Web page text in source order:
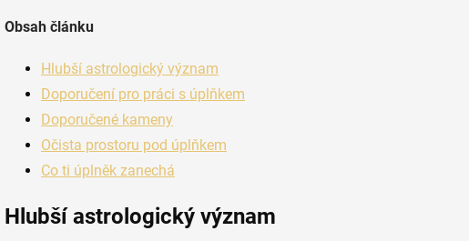
Obsah článku
Hlubší astrologický význam
Doporučení pro práci s úplňkem
Doporučené kameny
Očista prostoru pod úplňkem
Co ti úplněk zanechá
Hlubší astrologický význam